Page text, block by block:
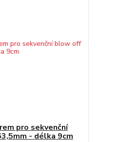
pro sekvenční
- délka 9cm